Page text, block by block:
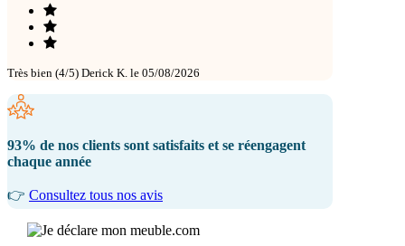
Très bien (4/5) Derick K. le 05/08/2026
93% de nos clients sont satisfaits et se réengagent
chaque année
👉 Consultez tous nos avis